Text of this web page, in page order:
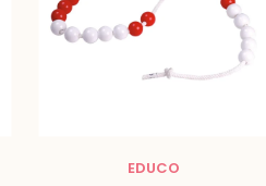
EDUCO